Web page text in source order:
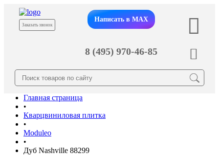
Заказать звонок
Написать в MAX
8 (495) 970-46-85
Главная страница
•
Кварцвиниловая плитка
•
Moduleo
•
Дуб Nashville 88299